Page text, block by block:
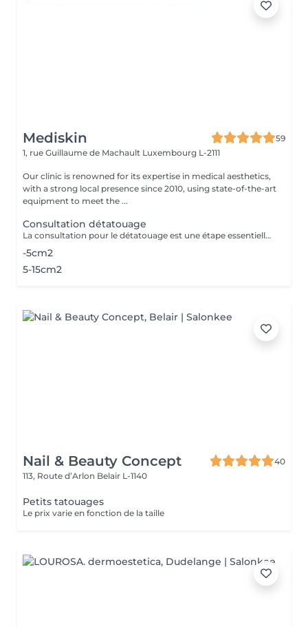
Mediskin
59
1, rue Guillaume de Machault Luxembourg L-2111
Our clinic is renowned for its expertise in medical aesthetics,
with a strong local presence since 2010, using state-of-the-art
equipment to meet the ...
Consultation détatouage
La consultation pour le détatouage est une étape essentielle avant le traitement. Elle permet d'évaluer la taille, les couleurs et la profondeur du tatouage, ainsi que le type de peau du patient. Le professionnel explique le déroulement du traitement, le nombre de séances nécessaires et les éventuels effets secondaires. C'est aussi le moment pour poser toutes vos questions et discuter des attentes en termes de résultats
-5cm2
5-15cm2
Nail & Beauty Concept
40
113, Route d’Arlon Belair L-1140
Petits tatouages
Le prix varie en fonction de la taille